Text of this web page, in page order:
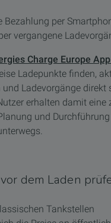
Bezahlung per
vergangene
Charge Europe App
Ladepunkte finden,
und Ladevorgänge direkt
erhalten damit eine
und
dem Laden
Tankstellen